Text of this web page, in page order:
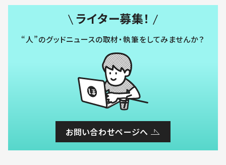
ライター募集！
“人”のグッドニュースの取材・執筆をしてみませんか？
お問い合わせページへ